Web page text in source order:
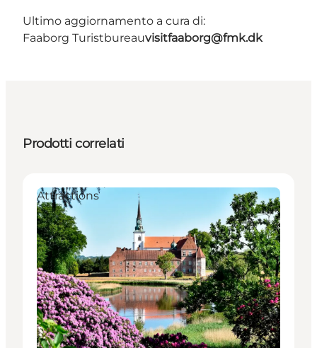
Ultimo aggiornamento a cura di:
Faaborg Turistbureauvisitfaaborg@fmk.dk
Prodotti correlati
Attractions